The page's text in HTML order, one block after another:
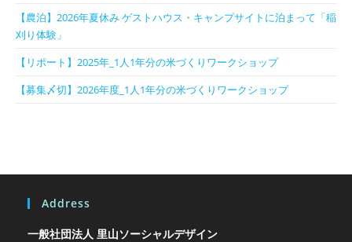
【農泊】2026年夏休み ゲストハウス・キャンプサイトに泊まって「稲
刈り体験」
【リポート】2025年_1人1年分の米づくりワークショップ
【募集〆切】2026年度_1人1年分の米づくりワークショップ
Address
一般社団法人 里山ソーシャルデザイン